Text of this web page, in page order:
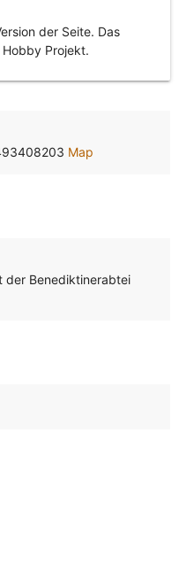
der Seite. Das
Projekt.
Map
der Benediktinerabtei